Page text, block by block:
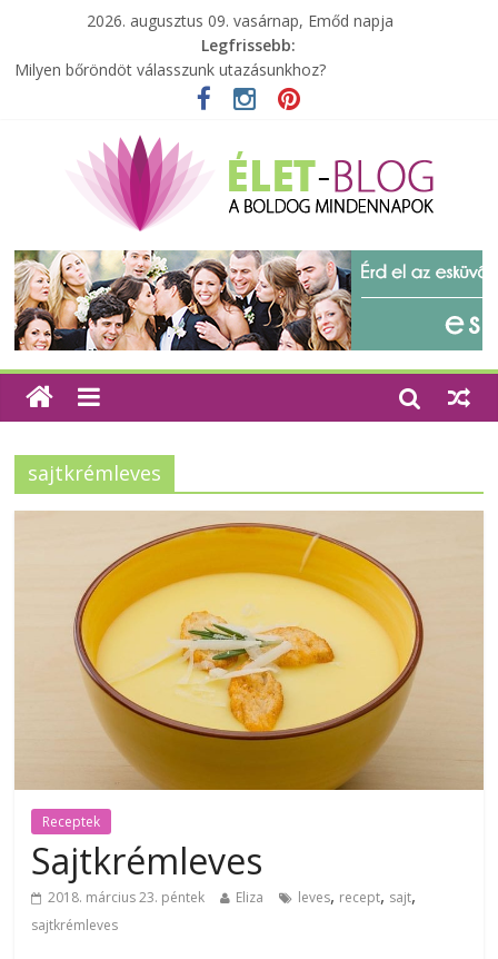
2026. augusztus 09. vasárnap, Emőd napja
Legfrissebb:
A zöld forradalom: A mosó- és parfümtermékek környezetbarát
szempontjainak erősítése
Milyen bőröndöt válasszunk utazásunkhoz?
Tartalék ajándék, amit szívesen megtartasz magadnak
Különleges tömörfa ládák Indiából
sajtkrémleves
Receptek
Sajtkrémleves
2018. március 23. péntek Eliza leves, recept, sajt,
sajtkrémleves